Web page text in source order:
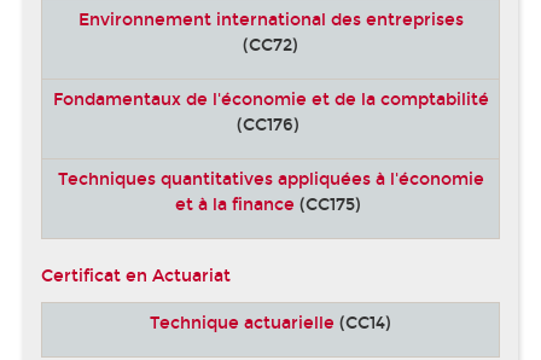
Environnement international des entreprises
(CC72)
Fondamentaux de l'économie et de la comptabilité
(CC176)
Techniques quantitatives appliquées à l'économie
et à la finance (CC175)
Certificat en Actuariat
Technique actuarielle (CC14)